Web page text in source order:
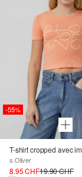
-55%
s.Oliver
8.95 CHF19.90 CHF